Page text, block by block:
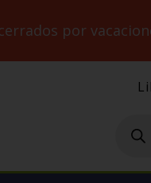
por